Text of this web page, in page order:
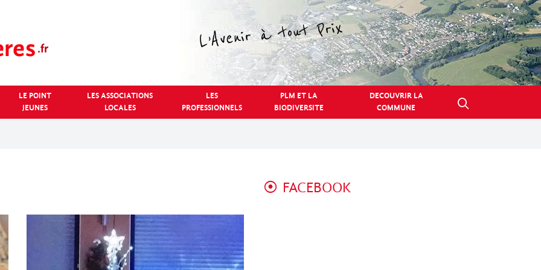
LE POINT
JEUNES
LES ASSOCIATIONS
LOCALES
LES
PROFESSIONNELS
PLM ET LA
BIODIVERSITE
DECOUVRIR LA
COMMUNE
FACEBOOK